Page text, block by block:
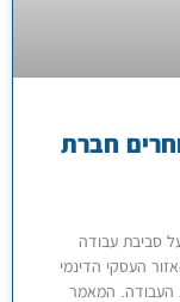
חברת
סביבת עבודה
העסקי הדינמי
העבודה. המאמר